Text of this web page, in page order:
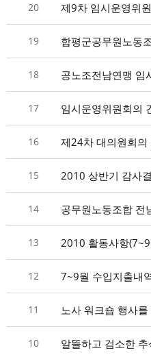
제9차 임시운영위
20
함평군공무원노동
19
공노조전남연맹 임
18
임시운영위원회의
17
제24차 대의원회의
16
2010 상반기 감사
15
공무원노동조합 전
14
2010 활동사항
13
7~9월 수입지출내
12
노사 워크숍 행사를
11
알뜰하고 검소한
10